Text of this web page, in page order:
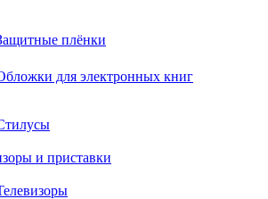
плёнки
для электронных книг
и приставки